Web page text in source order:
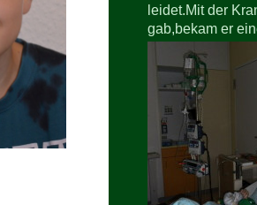
leidet.Mit der
gab,bekam er